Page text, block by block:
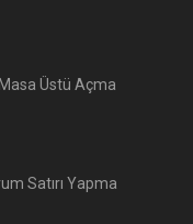
Üstü Açma
Satırı Yapma